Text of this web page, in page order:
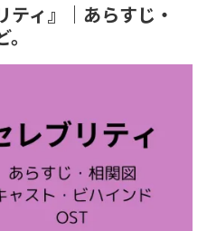
ィ』｜あらすじ・